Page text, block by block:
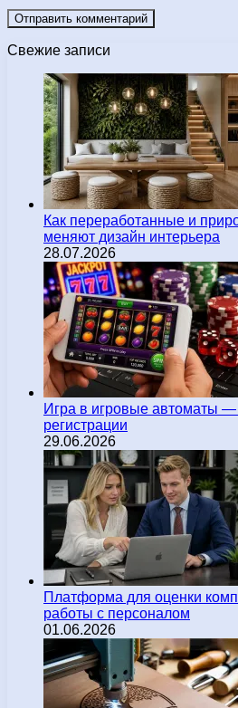
Свежие записи
Как переработанные и
меняют дизайн интерьера
28.07.2026
Игра в игровые автоматы —
регистрации
29.06.2026
Платформа для оценки
работы с персоналом
01.06.2026